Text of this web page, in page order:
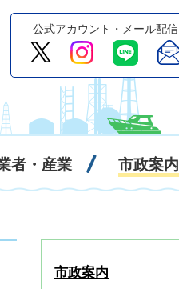
公式アカウント・メール配信
者・産業 市政案内
市政案内